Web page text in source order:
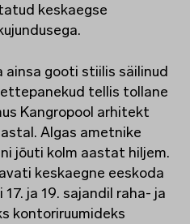
keskaegse
ainsa gooti stiilis säilinud
tellis tollane
Kangropool arhitekt
Algas ametnike
jõuti kolm aastat hiljem.
keskaegne eeskoda
ja 19. sajandil raha- ja
kontoriruumideks